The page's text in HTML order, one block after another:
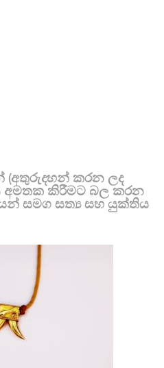
කරන ලද
කිරීමට බල කරන
සමග සත්‍ය සහ යුක්තිය